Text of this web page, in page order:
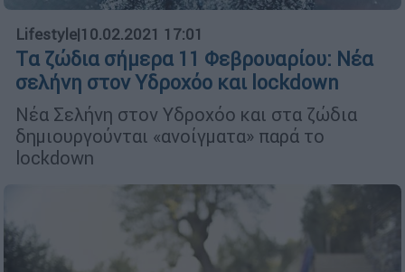
Lifestyle|10.02.2021 17:01
Tα ζώδια σήμερα 11 Φεβρουαρίου: Νέα
σελήνη στον Υδροχόο και lockdown
Νέα Σελήνη στον Υδροχόο και στα ζώδια
δημιουργούνται «ανοίγματα» παρά το
lockdown